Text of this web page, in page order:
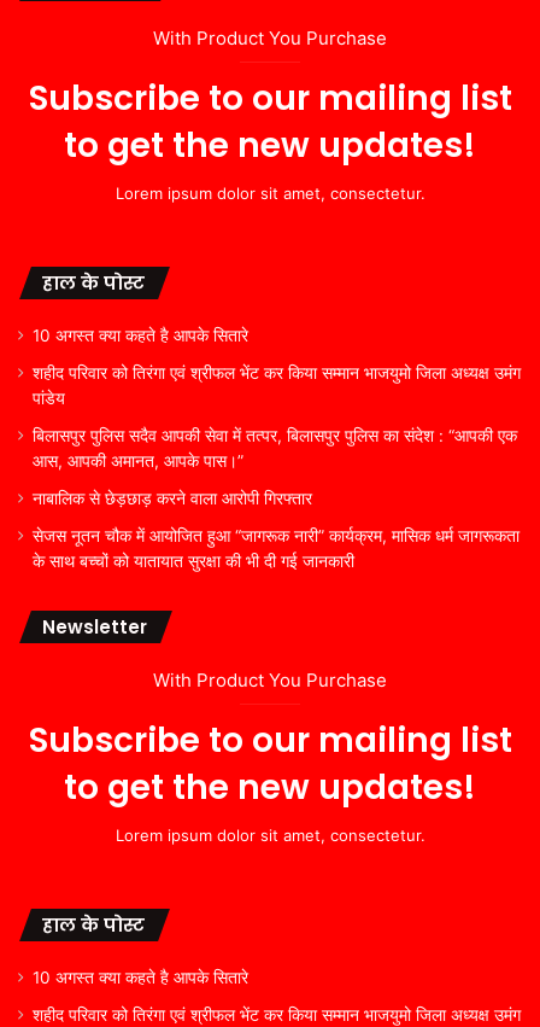
With Product You Purchase
Subscribe to our mailing list
to get the new updates!
Lorem ipsum dolor sit amet, consectetur.
हाल के पोस्ट
10 अगस्त क्या कहते है आपके सितारे
शहीद परिवार को तिरंगा एवं श्रीफल भेंट कर किया सम्मान भाजयुमो जिला अध्यक्ष उमंग
पांडेय
बिलासपुर पुलिस सदैव आपकी सेवा में तत्पर, बिलासपुर पुलिस का संदेश : “आपकी एक
आस, आपकी अमानत, आपके पास।”
नाबालिक से छेड़छाड़ करने वाला आरोपी गिरफ्तार
सेजस नूतन चौक में आयोजित हुआ “जागरूक नारी” कार्यक्रम, मासिक धर्म जागरूकता
के साथ बच्चों को यातायात सुरक्षा की भी दी गई जानकारी
Newsletter
With Product You Purchase
Subscribe to our mailing list
to get the new updates!
Lorem ipsum dolor sit amet, consectetur.
हाल के पोस्ट
10 अगस्त क्या कहते है आपके सितारे
शहीद परिवार को तिरंगा एवं श्रीफल भेंट कर किया सम्मान भाजयुमो जिला अध्यक्ष उमंग